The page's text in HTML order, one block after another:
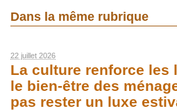
Dans la même rubrique
22 juillet 2026
La culture renforce les
le bien-être des
pas rester un luxe